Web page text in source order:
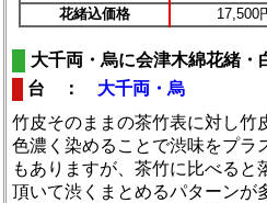
花緒込価格
17,500
大千両・烏に会津木綿花緒・
台 ： 大千両・烏
竹皮そのままの茶竹表に対し竹
色濃く染めることで渋味をプラ
もありますが、茶竹に比べると
頂いて渋くまとめるパターンが